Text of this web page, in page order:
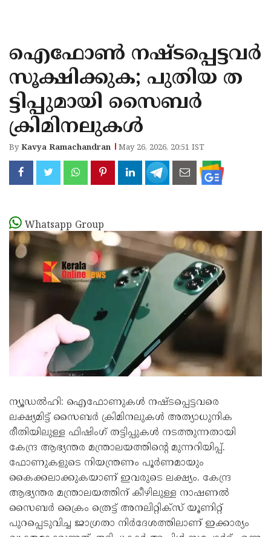
KANNUR
KASARAGOD
ഐഫോൺ നഷ്ടപ്പെട്ടവർ
സൂക്ഷിക്കുക; പുതിയ ത
ട്ടിപ്പുമായി സൈബർ
ക്രിമിനലുകൾ
ByKavya Ramachandran May 26, 2026, 20:51 IST
Whatsapp Group
ന്യൂഡൽഹി: ഐഫോണുകൾ നഷ്ടപ്പെട്ടവരെ
ലക്ഷ്യമിട്ട് സൈബർ ക്രിമിനലുകൾ അത്യാധുനിക
രീതിയിലുള്ള ഫിഷിംഗ് തട്ടിപ്പുകൾ നടത്തുന്നതായി
കേന്ദ്ര ആഭ്യന്തര മന്ത്രാലയത്തിന്റെ മുന്നറിയിപ്പ്.
ഫോണുകളുടെ നിയന്ത്രണം പൂർണമായും
കൈക്കലാക്കുകയാണ് ഇവരുടെ ലക്ഷ്യം. കേന്ദ്ര
ആഭ്യന്തര മന്ത്രാലയത്തിന് കീഴിലുള്ള നാഷണൽ
സൈബർ ക്രൈം ത്രെട്ട് അനലിറ്റിക്സ് യൂണിറ്റ്
പുറപ്പെടുവിച്ച ജാഗ്രതാ നിർദേശത്തിലാണ് ഇക്കാര്യം